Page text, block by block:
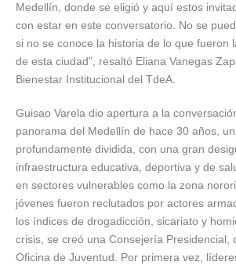
Medellín, donde se eligió y aquí estos
con estar en este conversatorio. No se
si no se conoce la historia de lo que fueron
de esta ciudad”, resaltó Eliana Vanegas
Bienestar Institucional del TdeA.
Guisao Varela dio apertura a la
panorama del Medellín de hace 30 años,
profundamente dividida, con una gran
infraestructura educativa, deportiva y de
en sectores vulnerables como la zona
jóvenes fueron reclutados por actores
los índices de drogadicción, sicariato y
crisis, se creó una Consejería Presidencial,
Oficina de Juventud. Por primera vez,